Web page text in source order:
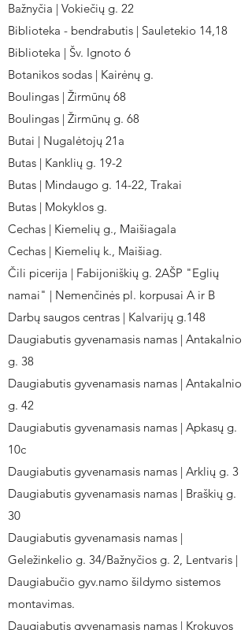
Bažnyčia | Vokiečių g. 22
Biblioteka - bendrabutis | Sauletekio 14,18
Biblioteka | Šv. Ignoto 6
Botanikos sodas | Kairėnų g.
Boulingas | Žirmūnų 68
Boulingas | Žirmūnų g. 68
Butai | Nugalėtojų 21a
Butas | Kanklių g. 19-2
Butas | Mindaugo g. 14-22, Trakai
Butas | Mokyklos g.
Cechas | Kiemelių g., Maišiagala
Cechas | Kiemelių k., Maišiag.
Čili picerija | Fabijoniškių g. 2AŠP "Eglių
namai" | Nemenčinės pl. korpusai A ir B
Darbų saugos centras | Kalvarijų g.148
Daugiabutis gyvenamasis namas | Antakalnio
g. 38
Daugiabutis gyvenamasis namas | Antakalnio
g. 42
Daugiabutis gyvenamasis namas | Apkasų g.
10c
Daugiabutis gyvenamasis namas | Arklių g. 3
Daugiabutis gyvenamasis namas | Braškių g.
30
Daugiabutis gyvenamasis namas |
Geležinkelio g. 34/Bažnyčios g. 2, Lentvaris |
Daugiabučio gyv.namo šildymo sistemos
montavimas.
Daugiabutis gyvenamasis namas | Krokuvos